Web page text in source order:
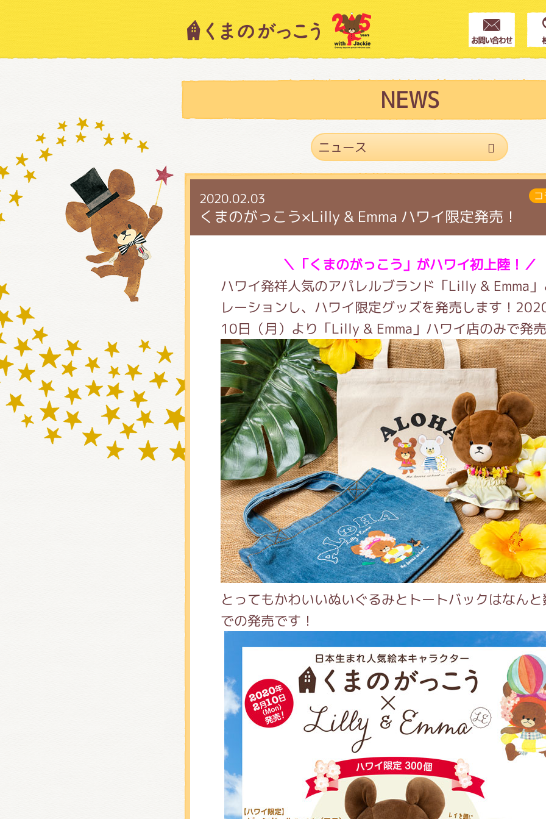
NEWS
2020.02.03
くまのがっこう×Lilly & Emma ハワイ限定発売！
＼「くまのがっこう」がハワイ初上陸！／
ハワイ発祥人気のアパレルブランド「Lilly & Emma
レーションし、ハワイ限定グッズを発売します！
10日（月）より「Lilly & Emma」ハワイ店のみで発
とってもかわいいぬいぐるみとトートバックはなん
での発売です！
キャラクター紹介
スタッフブログ
絵本・作家紹介
ショップインフォメーション
グッズインフォメーション
ミュージカル・コンサート
おたのしみコンテンツ(クイズ・AR・診断・占
チア ジャッキーズ！
くまのがっこう しょくいんしつ
くまのがっこう 家庭科部